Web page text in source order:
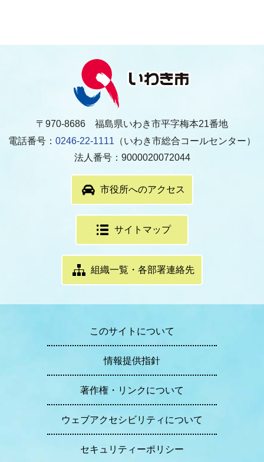
〒970-8686 福島県いわき市平字梅本21番地
電話番号： 0246-22-1111 （いわき市総合コールセンター）
法人番号：9000020072044
市役所へのアクセス
サイトマップ
組織一覧・各部署連絡先
このサイトについて
情報提供指針
著作権・リンクについて
ウェブアクセシビリティについて
セキュリティーポリシー